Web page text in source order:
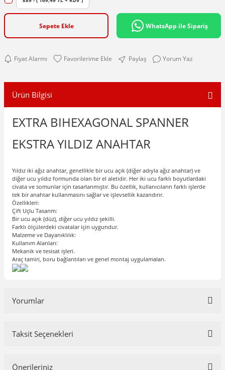
Sepete Ekle WhatsApp ile Sipariş
Fiyat Alarmı Paylaş Yorum Yaz
Ürün Bilgisi
EXTRA BIHEXAGONAL SPANNER
EKSTRA YILDIZ ANAHTAR
Yıldız iki ağız anahtar, genellikle bir ucu açık (diğer adıyla ağız anahtar) ve
diğer ucu yıldız formunda olan bir el aletidir. Her iki ucu farklı boyutlardaki
civata ve somunlar için tasarlanmıştır. Bu özellik, kullanıcıların farklı işlerde
tek bir anahtar kullanmasını sağlar ve işlevsellik kazandırır.
Özellikleri:
Çift Uçlu Tasarım:
Bir ucu açık (düz), diğer ucu yıldız şekilli.
Farklı ölçülerdeki civatalar için uygundur.
Malzeme ve Dayanıklılık:
Kullanım Alanları:
Mekanik ve tesisat işleri.
Araç tamiri, boru bağlantıları ve genel montaj uygulamaları.
Yorumlar
Taksit Seçenekleri
Önerileriniz